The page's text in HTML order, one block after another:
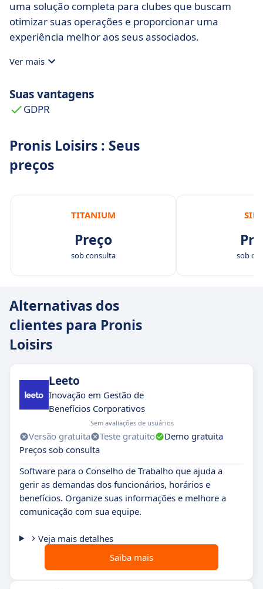
uma solução completa para clubes que buscam
otimizar suas operações e proporcionar uma
experiência melhor aos seus associados.
Ver mais
Suas vantagens
GDPR
Pronis Loisirs : Seus
preços
TITANIUM
Preço
sob consulta sob
Alternativas dos
clientes para Pronis
Loisirs
Leeto
Inovação em Gestão de
Benefícios Corporativos
Sem avaliações de usuários
Versão gratuita Teste gratuito
Demo gratuita
Preços sob consulta
Software para o Conselho de Trabalho que ajuda a
gerir as demandas dos funcionários, horários e
benefícios. Organize suas informações e melhore a
comunicação com sua equipe.
Veja mais detalhes
Saiba mais